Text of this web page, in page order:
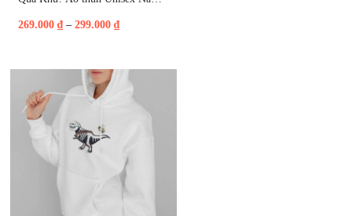
269.000 ₫ – 299.000 ₫